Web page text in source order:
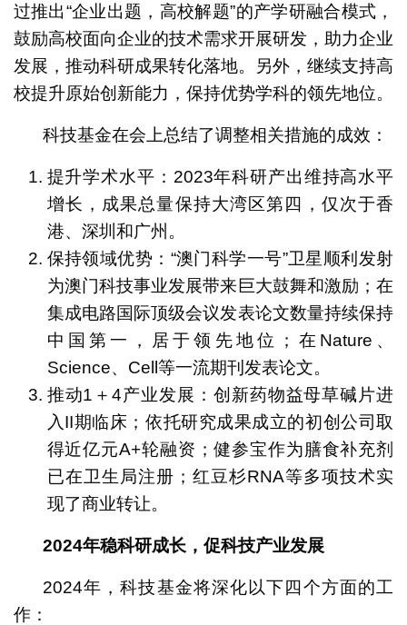
过推出“企业出题，高校解题”的产学研融合模式，
鼓励高校面向企业的技术需求开展研发，助力企业
发展，推动科研成果转化落地。另外，继续支持高
校提升原始创新能力，保持优势学科的领先地位。
科技基金在会上总结了调整相关措施的成效：
提升学术水平：2023年科研产出维持高水平
增长，成果总量保持大湾区第四，仅次于香
港、深圳和广州。
保持领域优势：“澳门科学一号”卫星顺利发射
为澳门科技事业发展带来巨大鼓舞和激励；在
集成电路国际顶级会议发表论文数量持续保持
中国第一，居于领先地位；在Nature、
Science、Cell等一流期刊发表论文。
推动1＋4产业发展：创新药物益母草碱片进
入II期临床；依托研究成果成立的初创公司取
得近亿元A+轮融资；健参宝作为膳食补充剂
已在卫生局注册；红豆杉RNA等多项技术实
现了商业转让。
2024年稳科研成长，促科技产业发展
2024年，科技基金将深化以下四个方面的工
作：